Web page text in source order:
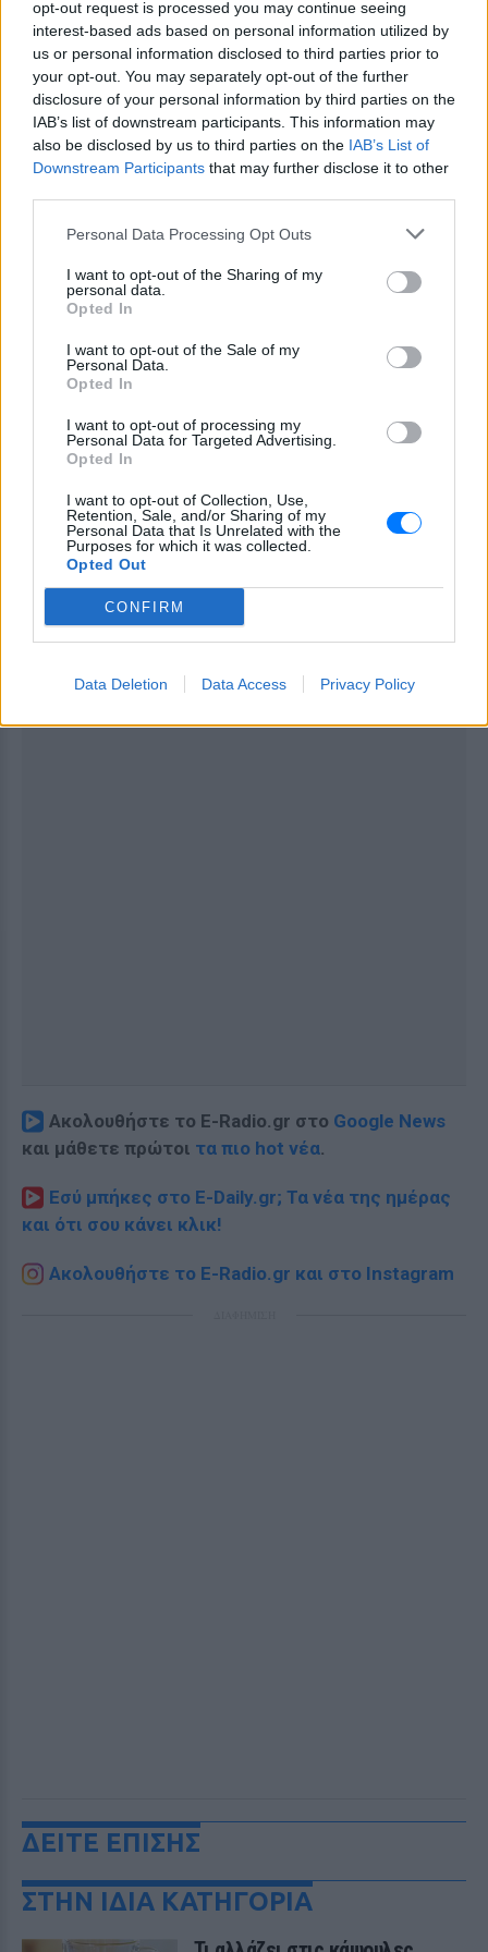
opt-out request is processed you may continue seeing
interest-based ads based on personal information utilized by
us or personal information disclosed to third parties prior to
your opt-out. You may separately opt-out of the further
disclosure of your personal information by third parties on the
IAB’s list of downstream participants. This information may
also be disclosed by us to third parties on the IAB’s List of
Downstream Participants that may further disclose it to other
Personal Data Processing Opt Outs
I want to opt-out of the Sharing of my
personal data.
Opted In
I want to opt-out of the Sale of my
Personal Data.
Opted In
I want to opt-out of processing my
Personal Data for Targeted Advertising.
Opted In
I want to opt-out of Collection, Use,
Retention, Sale, and/or Sharing of my
Personal Data that Is Unrelated with the
Purposes for which it was collected.
Opted Out
CONFIRM
Data Deletion Data Access Privacy Policy
μην ξέρουμε αν «θα δέσει το γλυκό» μέχρι την
κατάκτηση του πρωταθλήματος, αλλά τόσο ο
Γιάννης όσο και οι Χιτ πήραν ακριβώς αυτό που
ήθελαν. Ο Γιάννης πήγε σε μια ομάδα που θα
πρωταγωνιστεί και οι Heat πήραν έναν παίκτη που
μπορεί να τους βοηθήσει όσο λίγοι μπορούν να το
ΔΙΑΒΑΣΤΕ ΑΚΟΜΗ
Πριν το απόλυτο σοκ στο NBA
συγκίνησε το πανελλήνιο
«Τρελάθηκε» η Σερένα
του Γιάννη Αντετοκούνμπο
στους Χιτ: «Μου φτιάξατε τη
μέρα», δείτε βίντεο
ΔΙΑΦΗΜΙΣΗ
Ακολουθήστε το E-Radio.gr στο Google News
και μάθετε πρώτοι τα πιο hot νέα.
Εσύ μπήκες στο E-Daily.gr; Τα νέα της ημέρας
και ότι σου κάνει κλικ!
Ακολουθήστε το E-Radio.gr και στο Instagram
ΔΕΙΤΕ ΕΠΙΣΗΣ
ΣΤΗΝ ΙΔΙΑ ΚΑΤΗΓΟΡΙΑ